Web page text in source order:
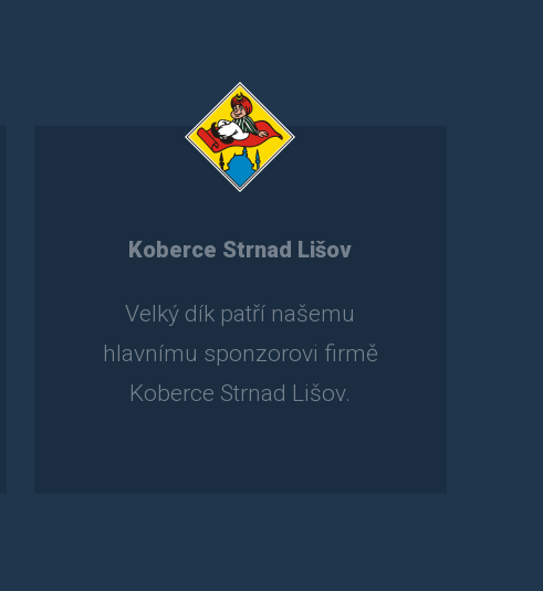
Koberce Strnad Lišov
Velký dík patří našemu
hlavnímu sponzorovi firmě
Koberce Strnad Lišov.